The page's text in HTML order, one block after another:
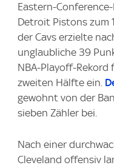
Eastern-
Detroit Pistons zum
der Cavs erzielte
unglaubliche 39
NBA-Playoff-Rekord
zweiten Hälfte ein.
gewohnt von der
sieben Zähler bei.
Nach einer
Cleveland offensiv